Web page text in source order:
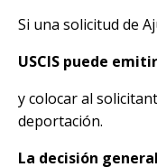
Si una solicitud de
USCIS puede
y colocar al
deportación.
La decisión